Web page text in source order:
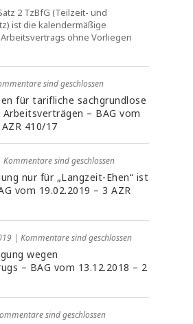
2 TzBfG (Teilzeit- und
ist die kalendermäßige
ohne Vorliegen
sind geschlossen
für tarifliche sachgrundlose
– BAG vom
410/17
Kommentare sind geschlossen
nur für „Langzeit-Ehen“ ist
vom 19.02.2019 – 3 AZR
| Kommentare sind geschlossen
wegen
– BAG vom 13.12.2018 – 2
sind geschlossen